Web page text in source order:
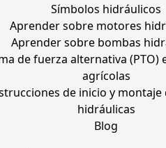
Símbolos hidráulicos
Aprender sobre motores
Aprender sobre bombas
de fuerza alternativa (PTO)
agrícolas
de inicio y montaje
hidráulicas
Blog